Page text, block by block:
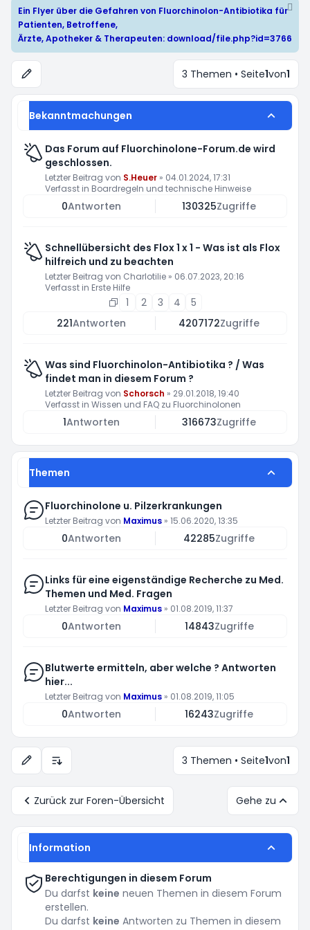
Ein Flyer über die Gefahren von Fluorchinolon-Antibiotika für
Patienten, Betroffene,
Ärzte, Apotheker & Therapeuten: download/file.php?id=3766
3 Themen • Seite1von1
Bekanntmachungen
Das Forum auf Fluorchinolone-Forum.de wird
geschlossen.
Letzter Beitrag von S.Heuer » 04.01.2024, 17:31
Verfasst in Boardregeln und technische Hinweise
0Antworten 130325Zugriffe
Schnellübersicht des Flox 1 x 1 - Was ist als Flox
hilfreich und zu beachten
Letzter Beitrag von Charlotilie » 06.07.2023, 20:16
Verfasst in Erste Hilfe
1 2 3 4
5
221Antworten 4207172Zugriffe
Was sind Fluorchinolon-Antibiotika ? / Was
findet man in diesem Forum ?
Letzter Beitrag von Schorsch » 29.01.2018, 19:40
Verfasst in Wissen und FAQ zu Fluorchinolonen
1Antworten 316673Zugriffe
Themen
Fluorchinolone u. Pilzerkrankungen
Letzter Beitrag von Maximus » 15.06.2020, 13:35
0Antworten 42285Zugriffe
Links für eine eigenständige Recherche zu Med.
Themen und Med. Fragen
Letzter Beitrag von Maximus » 01.08.2019, 11:37
0Antworten 14843Zugriffe
Blutwerte ermitteln, aber welche ? Antworten
hier...
Letzter Beitrag von Maximus » 01.08.2019, 11:05
0Antworten 16243Zugriffe
Anzeige- und Sortierungs-Einstellungen
3 Themen • Seite1von1
Zurück zur Foren-Übersicht Gehe zu
Information
Berechtigungen in diesem Forum
Du darfst keine neuen Themen in diesem Forum
erstellen.
Du darfst keine Antworten zu Themen in diesem